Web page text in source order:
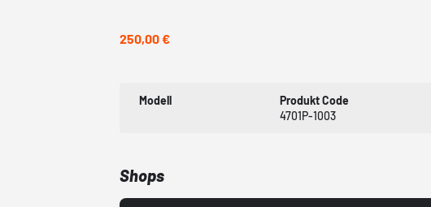
250,00 €
Modell
Produkt Code
4701P-1003
Shops